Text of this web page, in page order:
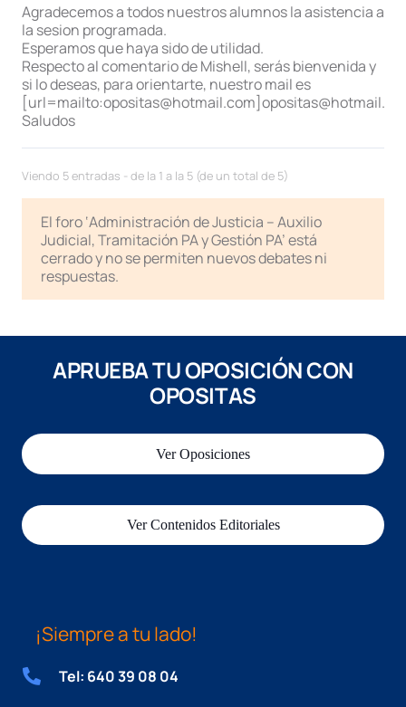
Agradecemos a todos nuestros alumnos la asistencia a
la sesion programada.
Esperamos que haya sido de utilidad.
Respecto al comentario de Mishell, serás bienvenida y
si lo deseas, para orientarte, nuestro mail es
Saludos
Viendo 5 entradas - de la 1 a la 5 (de un total de 5)
El foro ‘Administración de Justicia – Auxilio
Judicial, Tramitación PA y Gestión PA’ está
cerrado y no se permiten nuevos debates ni
respuestas.
APRUEBA TU OPOSICIÓN CON
OPOSITAS
Ver Oposiciones
Ver Contenidos Editoriales
¡Siempre a tu lado!
Tel: 640 39 08 04